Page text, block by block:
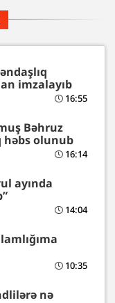
imzalayıb
16:55
Bəhruz
həbs olunub
16:14
ayında
14:04
10:35
nə